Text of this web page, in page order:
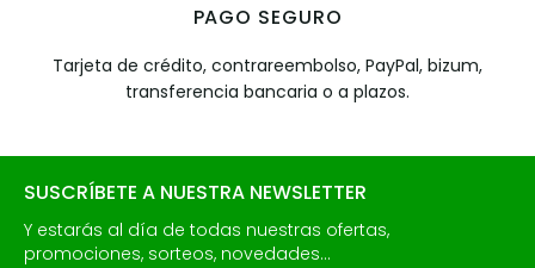
PAGO SEGURO
Tarjeta de crédito, contrareembolso, PayPal, bizum,
transferencia bancaria o a plazos.
SUSCRÍBETE A NUESTRA NEWSLETTER
Y estarás al día de todas nuestras ofertas,
promociones, sorteos, novedades...